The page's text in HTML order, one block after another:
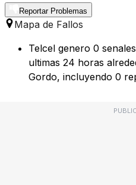
Reportar Problemas
Mapa de Fallos
Telcel genero 0
ultimas 24 horas
Gordo, incluyendo 0